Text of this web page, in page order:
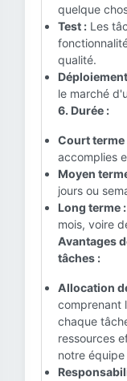
quelque
Test : Les
qualité.
le marché
6. Durée :
Court terme
accomplies
Moyen
jours ou
Long terme :
mois, voire
Avantages
tâches :
Allocation
comprenant
chaque
ressources
notre